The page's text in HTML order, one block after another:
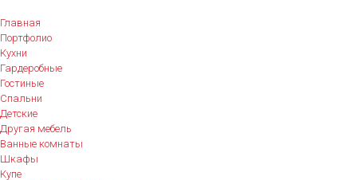
Главная
Портфолио
Кухни
Гардеробные
Гостиные
Спальни
Детские
Другая мебель
Ванные комнаты
Шкафы
Купе